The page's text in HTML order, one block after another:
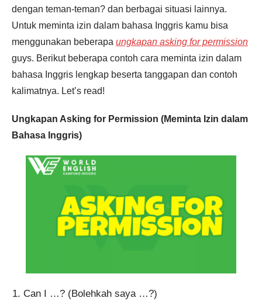
dengan teman-teman? dan berbagai situasi lainnya.
Untuk meminta izin dalam bahasa Inggris kamu bisa
menggunakan beberapa ungkapan asking for permission
guys. Berikut beberapa contoh cara meminta izin dalam
bahasa Inggris lengkap beserta tanggapan dan contoh
kalimatnya. Let’s read!
Ungkapan Asking for Permission (Meminta Izin dalam
Bahasa Inggris)
Can I …? (Bolehkah saya …?)